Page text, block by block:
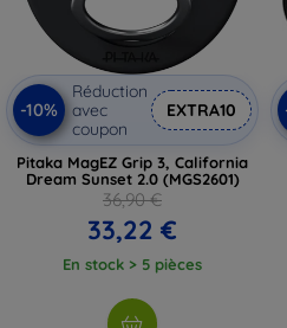
-10%
Réduction
avec
coupon
EXTRA10
Pitaka MagEZ Grip 3, California
Dream Sunset 2.0 (MGS2601)
36,90 €
33,22 €
En stock > 5 pièces